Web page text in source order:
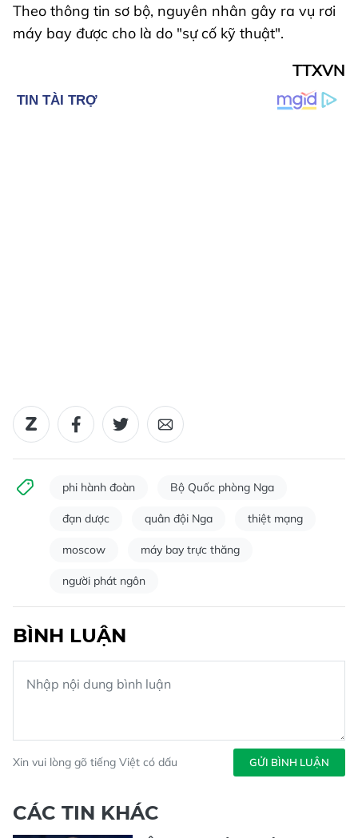
Theo thông tin sơ bộ, nguyên nhân gây ra vụ rơi
máy bay được cho là do "sự cố kỹ thuật".
TTXVN
phi hành đoàn Bộ Quốc phòng Nga
đạn dược quân đội Nga thiệt mạng
moscow máy bay trực thăng
người phát ngôn
BÌNH LUẬN
Xin vui lòng gõ tiếng Việt có dấu GỬI BÌNH LUẬN
CÁC TIN KHÁC